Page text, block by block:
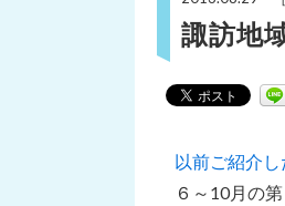
諏訪地
以前ご紹介し
６～10月の第